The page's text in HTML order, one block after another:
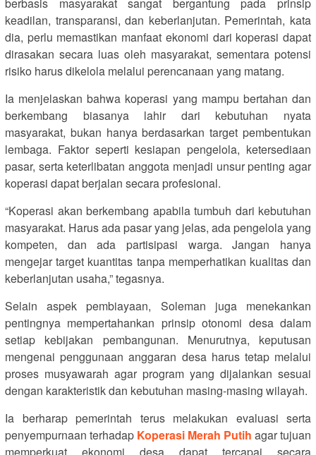
keadilan, transparansi, dan keberlanjutan. Pemerintah, kata
dia, perlu memastikan manfaat ekonomi dari koperasi dapat
dirasakan secara luas oleh masyarakat, sementara potensi
risiko harus dikelola melalui perencanaan yang matang.
Ia menjelaskan bahwa koperasi yang mampu bertahan dan
berkembang biasanya lahir dari kebutuhan nyata
masyarakat, bukan hanya berdasarkan target pembentukan
lembaga. Faktor seperti kesiapan pengelola, ketersediaan
pasar, serta keterlibatan anggota menjadi unsur penting agar
koperasi dapat berjalan secara profesional.
“Koperasi akan berkembang apabila tumbuh dari kebutuhan
masyarakat. Harus ada pasar yang jelas, ada pengelola yang
kompeten, dan ada partisipasi warga. Jangan hanya
mengejar target kuantitas tanpa memperhatikan kualitas dan
keberlanjutan usaha,” tegasnya.
Selain aspek pembiayaan, Soleman juga menekankan
pentingnya mempertahankan prinsip otonomi desa dalam
setiap kebijakan pembangunan. Menurutnya, keputusan
mengenai penggunaan anggaran desa harus tetap melalui
proses musyawarah agar program yang dijalankan sesuai
dengan karakteristik dan kebutuhan masing-masing wilayah.
Ia berharap pemerintah terus melakukan evaluasi serta
penyempurnaan terhadap Koperasi Merah Putih agar tujuan
memperkuat ekonomi desa dapat tercapai secara